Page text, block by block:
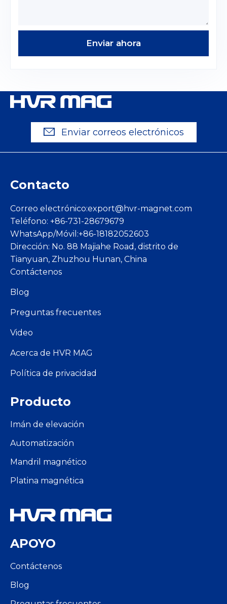
Enviar ahora
Enviar correos electrónicos
Contacto
Correo electrónico:export@hvr-magnet.com
Teléfono: +86-731-28679679
WhatsApp/Móvil:+86-18182052603
Dirección: No. 88 Majiahe Road, distrito de
Tianyuan, Zhuzhou Hunan, China
Contáctenos
Blog
Preguntas frecuentes
Video
Acerca de HVR MAG
Política de privacidad
Producto
Imán de elevación
Automatización
Mandril magnético
Platina magnética
APOYO
Contáctenos
Blog